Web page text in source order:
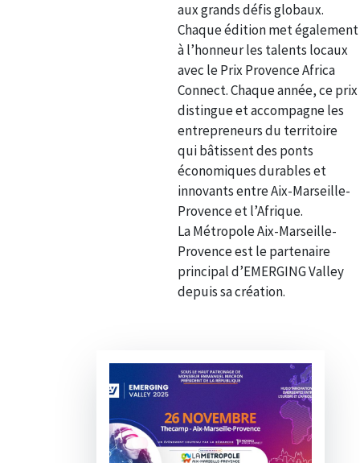
aux grands défis globaux.
Chaque édition met également
à l’honneur les talents locaux
avec le Prix Provence Africa
Connect. Chaque année, ce prix
distingue et accompagne les
entrepreneurs du territoire
qui bâtissent des ponts
économiques durables et
innovants entre Aix-Marseille-
Provence et l’Afrique.
La Métropole Aix-Marseille-
Provence est le partenaire
principal d’EMERGING Valley
depuis sa création.